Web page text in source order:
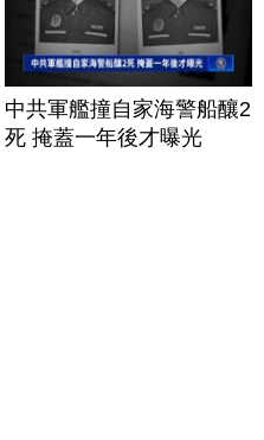
中共軍艦撞自家海警船釀2
死 掩蓋一年後才曝光